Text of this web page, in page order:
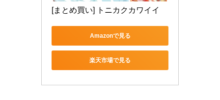
[まとめ買い] トニカクカワイイ
Amazonで見る
楽天市場で見る